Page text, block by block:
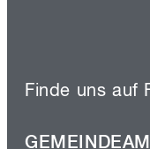
Finde uns auf